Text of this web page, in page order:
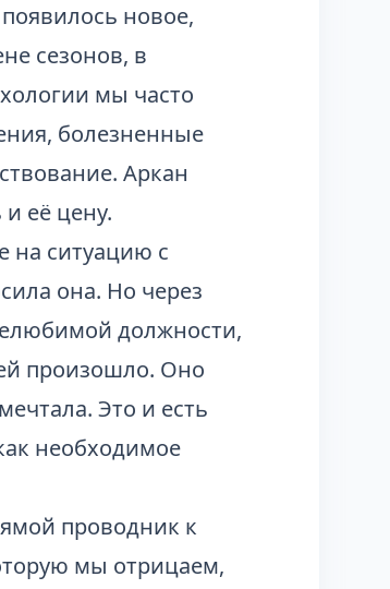
новое,
сезонов, в
мы часто
болезненные
Аркан
её цену.
на ситуацию с
она. Но через
должности,
произошло. Оно
Это и есть
необходимое
проводник к
мы отрицаем,